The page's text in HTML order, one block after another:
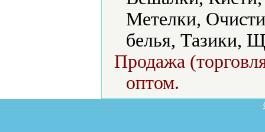
Метелки,
белья, Тазики,
Продажа
оптом.